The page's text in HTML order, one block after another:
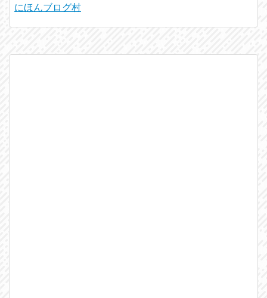
にほんブログ村